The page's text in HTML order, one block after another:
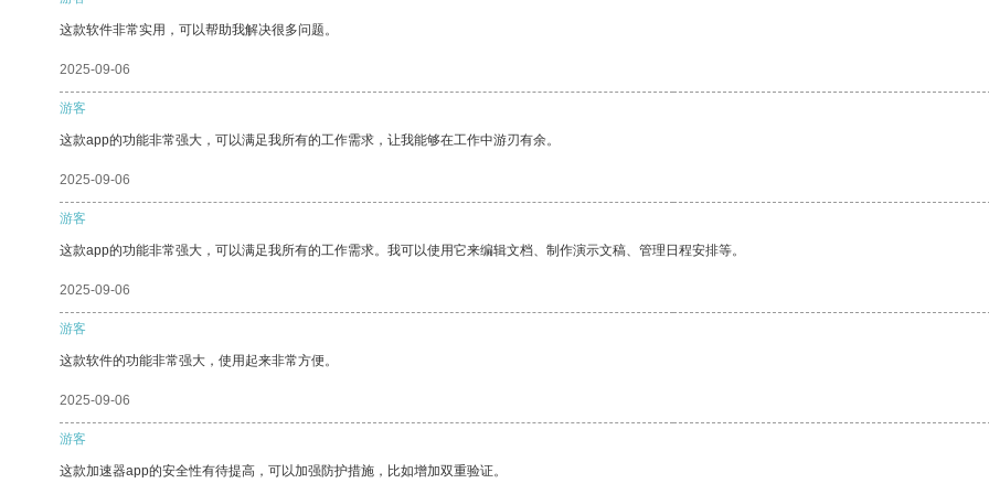
这款软件非常实用，可以帮助我解决很多问题。
2025-09-06
游客
这款app的功能非常强大，可以满足我所有的工作需求，让我能够在工作中游刃有余。
2025-09-06
游客
这款app的功能非常强大，可以满足我所有的工作需求。我可以使用它来编辑文档、制作演示文稿、管理日程安排等。
2025-09-06
游客
这款软件的功能非常强大，使用起来非常方便。
2025-09-06
游客
这款加速器app的安全性有待提高，可以加强防护措施，比如增加双重验证。